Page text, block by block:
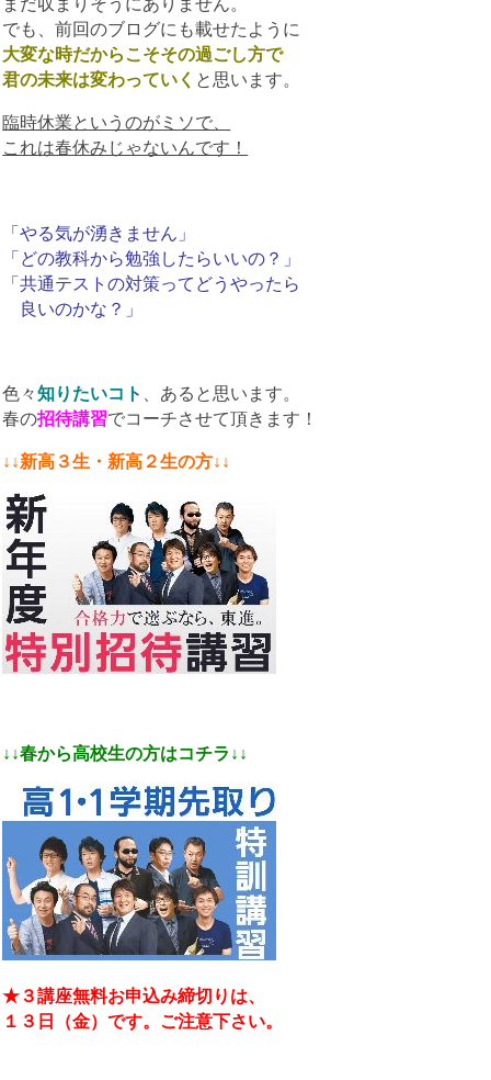
でも、前回のブログにも載せたように
大変な時だからこそその過ごし方で
君の未来は変わっていく と思います。
臨時休業というのがミソで、
これは春休みじゃないんです！
「やる気が湧きません」
「どの教科から勉強したらいいの？」
「共通テストの対策ってどうやったら
良いのかな？」
色々知りたいコト 、あると思います。
春の招待講習でコーチさせて頂きます！
↓↓新高３生・新高２生の方↓↓
↓↓春から高校生の方はコチラ↓↓
★３講座無料お申込み締切りは、
１３日（金）です。ご注意下さい。